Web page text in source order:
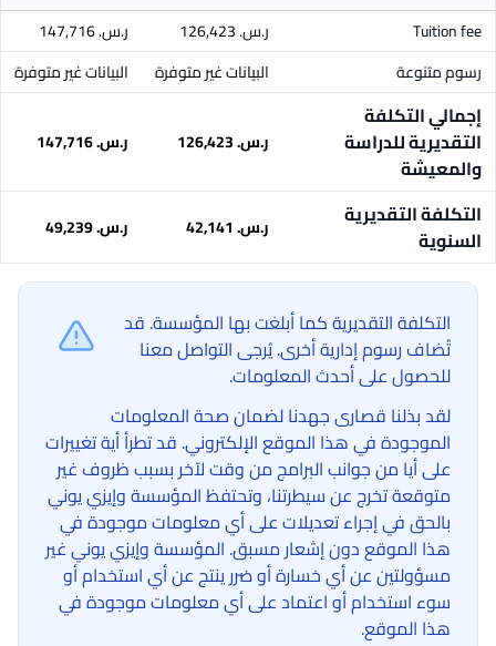
Tuition fee
ر.س.‏ 126,423
ر.س.‏ 147,716
رسوم متنوعة
البيانات غير متوفرة البيانات غير متوفرة
إجمالي التكلفة
التقديرية للدراسة
والمعيشة
ر.س.‏ 126,423 ر.س.‏ 147,716
التكلفة التقديرية
السنوية
ر.س.‏ 42,141 ر.س.‏ 49,239
التكلفة التقديرية كما أبلغت بها المؤسسة. قد
تُضاف رسوم إدارية أخرى. يُرجى التواصل معنا
للحصول على أحدث المعلومات.
لقد بذلنا قصارى جهدنا لضمان صحة المعلومات
الموجودة في هذا الموقع الإلكتروني. قد تطرأ أية تغييرات
على أيا من جوانب البرامج من وقت لآخر بسبب ظروف غير
متوقعة تخرج عن سيطرتنا، وتحتفظ المؤسسة وإيزي يوني
بالحق في إجراء تعديلات على أي معلومات موجودة في
هذا الموقع دون إشعار مسبق. المؤسسة وإيزي يوني غير
مسؤولتين عن أي خسارة أو ضرر ينتج عن أي استخدام أو
سوء استخدام أو اعتماد على أي معلومات موجودة في
هذا الموقع.